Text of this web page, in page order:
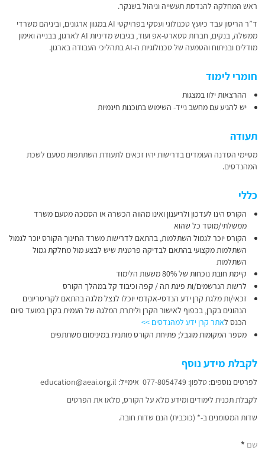
ראש המחלקה להנדסת תעשייה וניהול בשנקר.
ד”ר הריסון עבד כיועץ טכנולוגי ועסקי בפרויקטי AI במגוון ארגונים, וביניהם משרדי
ממשלה, בנקים, חברות סטארט-אפ ועוד, בגיבוש מדיניות AI לארגון, בבנייה ואימון
מודלים ובניתוח והטמעה של טכנולוגיות ה-AI בתהליכי העבודה בארגון.
חומרי לימוד
ההרצאות ילוו במצגות
יש להגיע עם מחשב נייד- השימוש בתוכנות חינמיות
תעודה
מסיימי הסדנה העומדים בדרישות יהיו זכאים לתעודת השתתפות מטעם לשכת
המהנדסים.
כללי
הקורס הינו לעדכון ולריענון ואינו מהווה הכשרה או הסמכה מטעם משרד
ממשלתי/מוסד כל שהוא
הקורס יוכר לגמול השתלמות, בהתאם לדרישות משרד החינוך הקורס יוכר לגמול
השתלמות מקצועי בהתאם לבדיקה פרטנית שיש לבצע מול מחלקת גמול
השתלמות
קיימת חובת נוכחות של 80% משעות הלימוד
לרשות הנרשמים/ות פינת תה / קפה וכיבוד קל במהלך הקורס
זכאי/ות מלגת קרן ידע הנדסי-אקדמי יוכלו לנצל מלגה בהתאם לקריטריונים
הנהוגים בקרן, בכפוף לאישור הקרן וליתרת המלגה של העמית בקרן במועד סיום
הכנס לאתר קרן ידע למהנדסים >>
מספר המקומות מוגבל; פתיחת הקורס מותנית במינימום משתתפים
לקבלת מידע נוסף
לפרטים נוספים: טלפון: 077-8054749 אימייל: education@aeai.org.il
לקבלת תכנית לימודים ומידע מלא על הקורס, מלאו את הפרטים
שדות המסומנים ב-* (כוכבית) הנם שדות חובה.
שם *